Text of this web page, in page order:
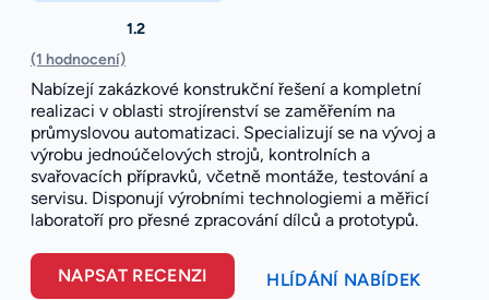
1.2
(1 hodnocení)
Nabízejí zakázkové konstrukční řešení a kompletní
realizaci v oblasti strojírenství se zaměřením na
průmyslovou automatizaci. Specializují se na vývoj a
výrobu jednoúčelových strojů, kontrolních a
svařovacích přípravků, včetně montáže, testování a
servisu. Disponují výrobními technologiemi a měřicí
laboratoří pro přesné zpracování dílců a prototypů.
NAPSAT RECENZI HLÍDÁNÍ NABÍDEK